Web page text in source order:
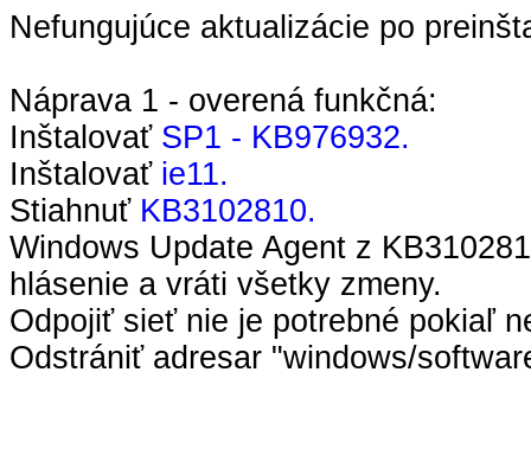
Nefungujúce aktualizácie po
Náprava 1 - overená funkčná:
Inštalovať SP1 - KB976932.
Inštalovať ie11.
Stiahnuť KB3102810.
Windows Update Agent z
hlásenie a vráti všetky zmeny.
Odpojiť sieť nie je potrebné pokiaľ
Odstrániť adresar "windows/